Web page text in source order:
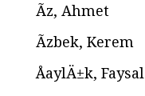
Ãz, Ahmet
Ãzbek, Kerem
ÅaylÄ±k, Faysal